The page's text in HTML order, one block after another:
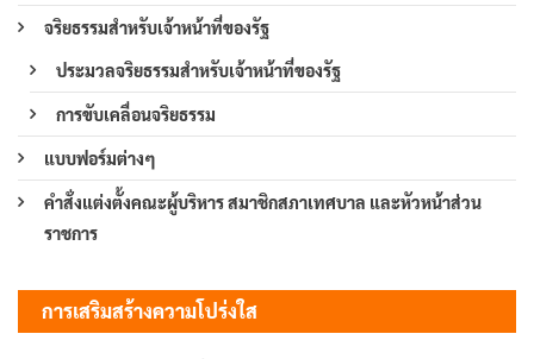
จริยธรรมสำหรับเจ้าหน้าที่ของรัฐ
ประมวลจริยธรรมสำหรับเจ้าหน้าที่ของรัฐ
การขับเคลื่อนจริยธรรม
แบบฟอร์มต่างๆ
คำสั่งแต่งตั้งคณะผู้บริหาร สมาชิกสภาเทศบาล และหัวหน้าส่วน
ราชการ
การเสริมสร้างความโปร่งใส